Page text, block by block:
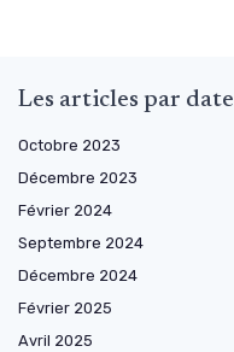
Les articles par date
Octobre 2023
Décembre 2023
Février 2024
Septembre 2024
Décembre 2024
Février 2025
Avril 2025